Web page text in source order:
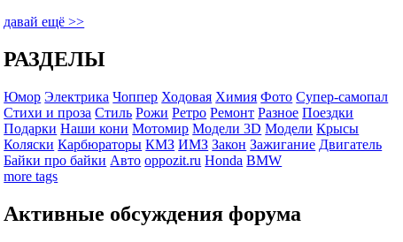
давай ещё >>
РАЗДЕЛЫ
Юмор Электрика Чоппер Ходовая Химия Фото Супер-самопал
Стихи и проза Стиль Рожи Ретро Ремонт Разное Поездки
Подарки Наши кони Мотомир Модели 3D Модели Крысы
Коляски Карбюраторы КМЗ ИМЗ Закон Зажигание Двигатель
Байки про байки Авто oppozit.ru Honda BMW
more tags
Активные обсуждения форума